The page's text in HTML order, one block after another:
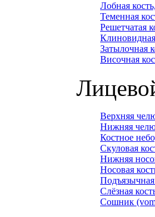
Лобная
Теменная
Решетчатая
Клиновидная
Затылочная
Височная
Верхняя
Нижняя
Костное
Скуловая
Нижняя
Носовая
Подъязычная
Слёзная
Сошник